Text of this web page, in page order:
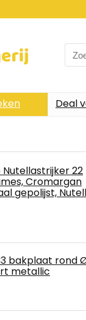
for:
Deal
Nutellastrijker 22
Cromargan
gepolijst,
bakplaat rond
metallic